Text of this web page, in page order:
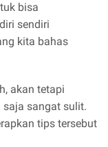
bisa
sendiri
kita bahas
akan tetapi
saja sangat sulit.
tips tersebut